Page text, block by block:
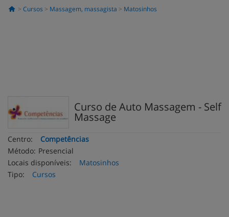
Cursos Massagem, massagista Matosinhos
Curso de Auto Massagem - Self
Massage
Centro:
Competências
Método: Presencial
Locais disponíveis:
Matosinhos
Tipo:
Cursos